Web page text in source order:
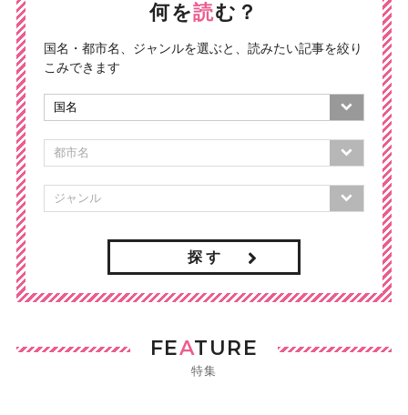
何を読む？
国名・都市名、ジャンルを選ぶと、読みたい記事を絞り
こみできます
探 す
FEATURE
特集